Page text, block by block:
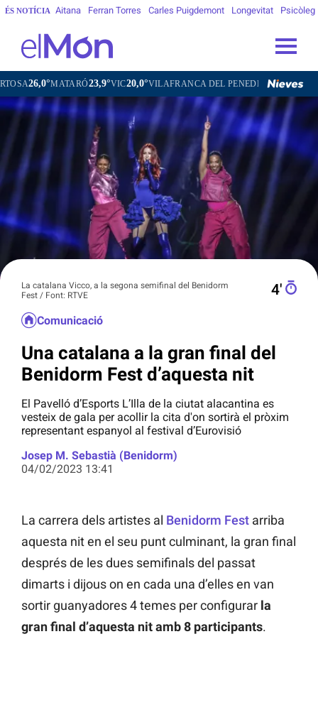
ÉS NOTÍCIA Aitana Ferran Torres Carles Puigdemont Longevitat Psicòleg
MATARÓ23,9°VIC20,0°VILAFRANCA DEL PENEDÈS21,2°VILANOVA I LA
La catalana Vicco, a la segona semifinal del Benidorm
Fest / Font: RTVE
4′
Comunicació
Una catalana a la gran final del
Benidorm Fest d’aquesta nit
El Pavelló d’Esports L’Illa de la ciutat alacantina es
vesteix de gala per acollir la cita d'on sortirà el pròxim
representant espanyol al festival d’Eurovisió
Josep M. Sebastià (Benidorm)
04/02/2023 13:41
La carrera dels artistes al Benidorm Fest arriba
aquesta nit en el seu punt culminant, la gran final
després de les dues semifinals del passat
dimarts i dijous on en cada una d’elles en van
sortir guanyadores 4 temes per configurar la
gran final d’aquesta nit amb 8 participants.